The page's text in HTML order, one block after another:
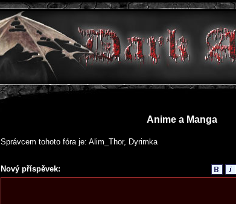
Anime a Manga
Správcem tohoto fóra je: Alim_Thor, Dyrimka
Nový příspěvek: